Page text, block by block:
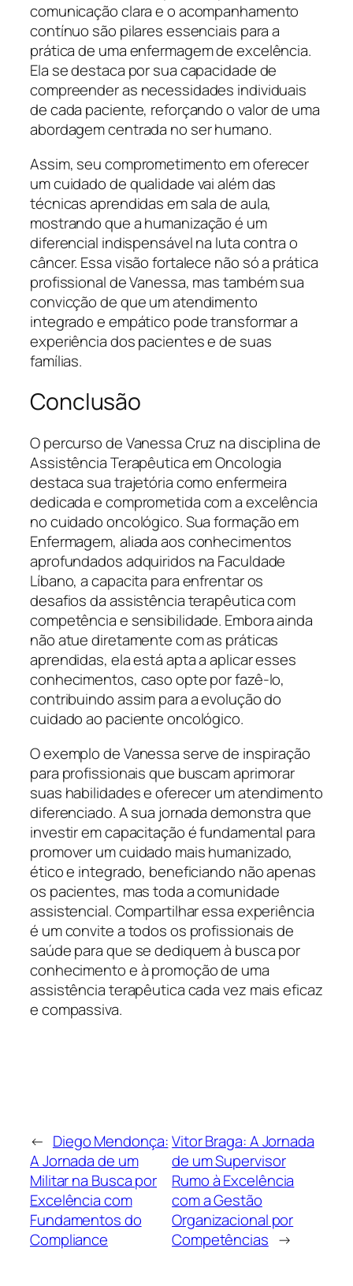
comunicação clara e o acompanhamento
contínuo são pilares essenciais para a
prática de uma enfermagem de excelência.
Ela se destaca por sua capacidade de
compreender as necessidades individuais
de cada paciente, reforçando o valor de uma
abordagem centrada no ser humano.
Assim, seu comprometimento em oferecer
um cuidado de qualidade vai além das
técnicas aprendidas em sala de aula,
mostrando que a humanização é um
diferencial indispensável na luta contra o
câncer. Essa visão fortalece não só a prática
profissional de Vanessa, mas também sua
convicção de que um atendimento
integrado e empático pode transformar a
experiência dos pacientes e de suas
famílias.
Conclusão
O percurso de Vanessa Cruz na disciplina de
Assistência Terapêutica em Oncologia
destaca sua trajetória como enfermeira
dedicada e comprometida com a excelência
no cuidado oncológico. Sua formação em
Enfermagem, aliada aos conhecimentos
aprofundados adquiridos na Faculdade
Líbano, a capacita para enfrentar os
desafios da assistência terapêutica com
competência e sensibilidade. Embora ainda
não atue diretamente com as práticas
aprendidas, ela está apta a aplicar esses
conhecimentos, caso opte por fazê-lo,
contribuindo assim para a evolução do
cuidado ao paciente oncológico.
O exemplo de Vanessa serve de inspiração
para profissionais que buscam aprimorar
suas habilidades e oferecer um atendimento
diferenciado. A sua jornada demonstra que
investir em capacitação é fundamental para
promover um cuidado mais humanizado,
ético e integrado, beneficiando não apenas
os pacientes, mas toda a comunidade
assistencial. Compartilhar essa experiência
é um convite a todos os profissionais de
saúde para que se dediquem à busca por
conhecimento e à promoção de uma
assistência terapêutica cada vez mais eficaz
e compassiva.
← Diego Mendonça:
A Jornada de um
Militar na Busca por
Excelência com
Fundamentos do
Compliance
Vitor Braga: A Jornada
de um Supervisor
Rumo à Excelência
com a Gestão
Organizacional por
Competências →